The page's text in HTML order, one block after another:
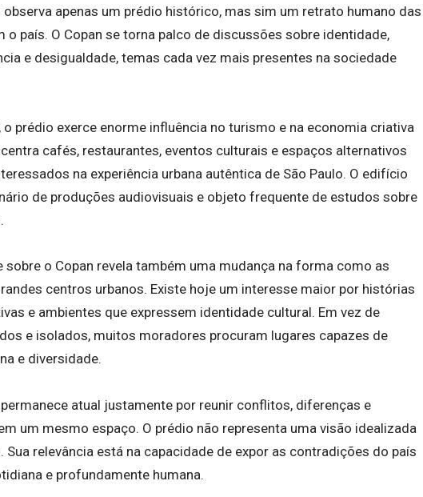
observa apenas um prédio histórico, mas sim um retrato humano das
o país. O Copan se torna palco de discussões sobre identidade,
e desigualdade, temas cada vez mais presentes na sociedade
prédio exerce enorme influência no turismo e na economia criativa
cafés, restaurantes, eventos culturais e espaços alternativos
na experiência urbana autêntica de São Paulo. O edifício
de produções audiovisuais e objeto frequente de estudos sobre
o Copan revela também uma mudança na forma como as
centros urbanos. Existe hoje um interesse maior por histórias
e ambientes que expressem identidade cultural. Em vez de
e isolados, muitos moradores procuram lugares capazes de
e diversidade.
atual justamente por reunir conflitos, diferenças e
um mesmo espaço. O prédio não representa uma visão idealizada
Sua relevância está na capacidade de expor as contradições do país
e profundamente humana.